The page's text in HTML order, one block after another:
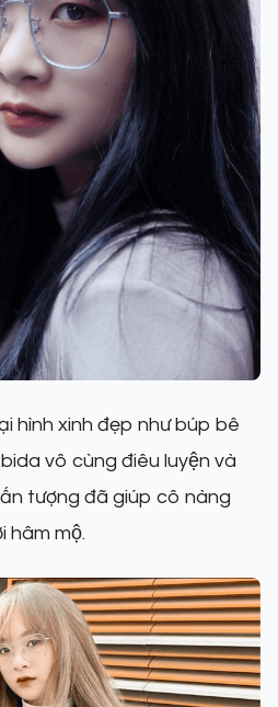
hình xinh đẹp như búp bê
vô cùng điêu luyện và
tượng đã giúp cô nàng
hâm mộ.